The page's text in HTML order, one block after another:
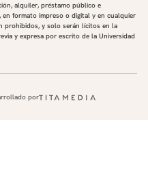
alquiler, préstamo público e
formato impreso o digital y en cualquier
prohibidos, y solo serán lícitos en la
y expresa por escrito de la Universidad
por